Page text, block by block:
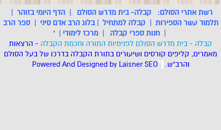
רשת אתרי הסולם: קבלה- בית מדרש הסולם |הדף היומי בזוהר |
תלמוד עשר הספירות | קבלה למתחיל |בלוג הרב אדם סיני |ספר הרב
| חנות ספרי קבלה | מרכז לימודי |
'
קבלה - בית מדרש הסולם לפנימיות התורה וחכמת הקבלה - הרצאות
מאמרים, קליפים קורסים ושיעורים בתורת הקבלה בדרכו של בעל הסולם
והרב"ש. *
Powered And Designed by LaisnerSEO